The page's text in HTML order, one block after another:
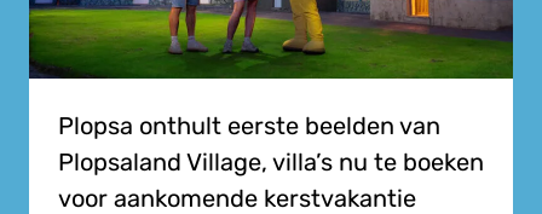
Plopsa onthult eerste beelden van
Plopsaland Village, villa’s nu te boeken
voor aankomende kerstvakantie